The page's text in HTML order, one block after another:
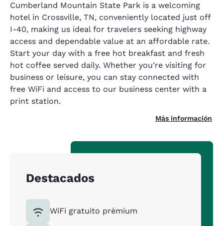
Cumberland Mountain State Park is a welcoming
hotel in Crossville, TN, conveniently located just off
I-40, making us ideal for travelers seeking highway
access and dependable value at an affordable rate.
Start your day with a free hot breakfast and fresh
hot coffee served daily. Whether you’re visiting for
business or leisure, you can stay connected with
free WiFi and access to our business center with a
print station.
Más información
Destacados
WiFi gratuito prémium